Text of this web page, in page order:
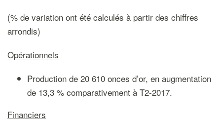
(% de variation ont été calculés à partir des chiffres
arrondis)
Opérationnels
Production de 20 610 onces d’or, en augmentation
de 13,3 % comparativement à T2-2017.
Financiers